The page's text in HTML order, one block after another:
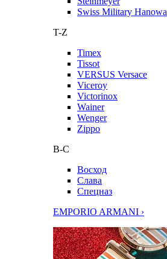
Swiss Military Hanowa
T-Z
Timex
Tissot
VERSUS Versace
Viceroy
Victorinox
Wainer
Wenger
Zippo
В-С
Восход
Слава
Спецназ
EMPORIO ARMANI ›